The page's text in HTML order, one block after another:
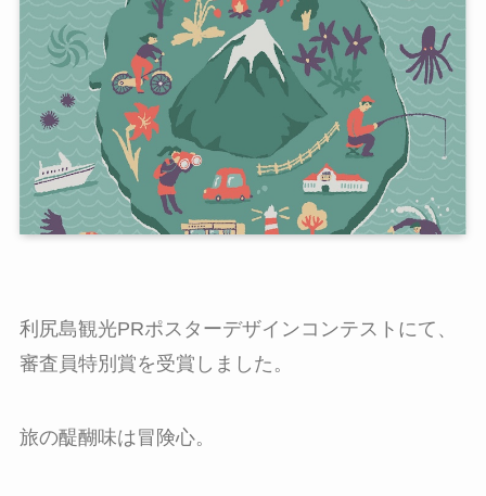
利尻島観光PRポスターデザインコンテストにて、
審査員特別賞を受賞しました。
旅の醍醐味は冒険心。